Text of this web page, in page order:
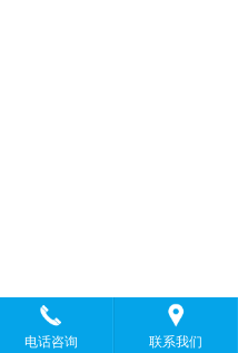
电话咨询 联系我们